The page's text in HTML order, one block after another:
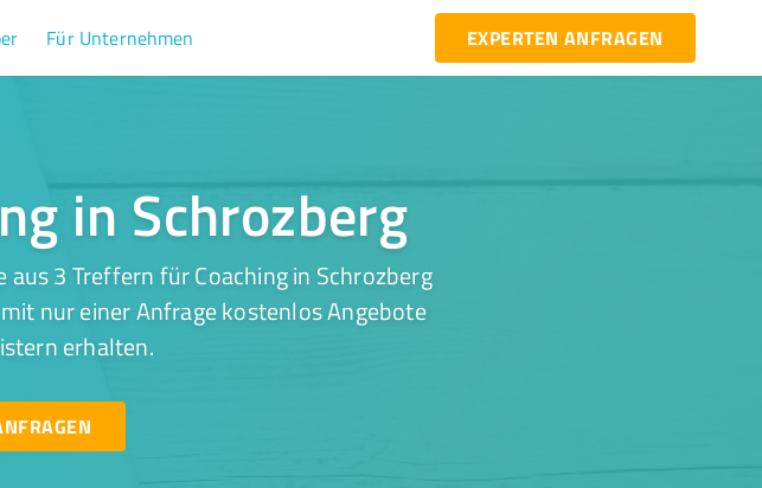
Für Unternehmen EXPERTEN ANFRAGEN
in Schrozberg
3 Treffern für Coaching in Schrozberg
nur einer Anfrage kostenlos Angebote
erhalten.